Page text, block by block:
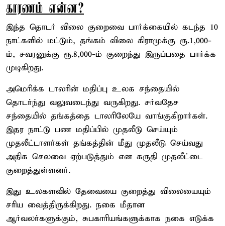
காரணம் என்ன?
இந்த தொடர் விலை குறைவை பார்க்கையில் கடந்த 10
நாட்களில் மட்டும், தங்கம் விலை கிராமுக்கு ரூ.1,000-
ம், சவரனுக்கு ரூ.8,000-ம் குறைந்து இருப்பதை பார்க்க
முடிகிறது.
அமெரிக்க டாலரின் மதிப்பு உலக சந்தையில்
தொடர்ந்து வலுவடைந்து வருகிறது. சர்வதேச
சந்தையில் தங்கத்தை டாலரிலேயே வாங்குகிறார்கள்.
இதர நாட்டு பண மதிப்பில் முதலீடு செய்யும்
முதலீட்டாளர்கள் தங்கத்தின் மீது முதலீடு செய்வது
அதிக செலவை ஏற்படுத்தும் என கருதி முதலீட்டை
குறைத்துள்ளனர்.
இது உலகளவில் தேவையை குறைத்து விலையையும்
சரிய வைத்திருக்கிறது. நகை மீதான
ஆர்வலர்களுக்கும், சுபகாரியங்களுக்காக நகை எடுக்க